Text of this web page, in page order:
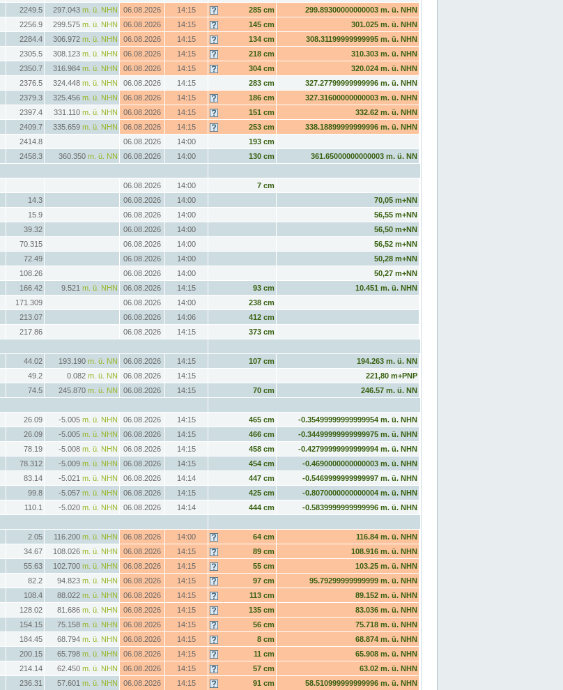
2249.5 297.043 m. ü. NHN 06.08.2026 14:15 285 cm
299.89300000000003 m. ü. NHN
2256.9 299.575 m. ü. NHN 06.08.2026 14:15 145 cm
301.025 m. ü. NHN
2284.4 306.972 m. ü. NHN 06.08.2026 14:15 134 cm
308.31199999999995 m. ü. NHN
2305.5 308.123 m. ü. NHN 06.08.2026 14:15 218 cm
310.303 m. ü. NHN
2350.7 316.984 m. ü. NHN 06.08.2026 14:15 304 cm
320.024 m. ü. NHN
2376.5 324.448 m. ü. NHN 06.08.2026 14:15 283 cm
327.27799999999996 m. ü. NHN
2379.3 325.456 m. ü. NHN 06.08.2026 14:15 186 cm
327.31600000000003 m. ü. NHN
2397.4 331.110 m. ü. NHN 06.08.2026 14:15 151 cm
332.62 m. ü. NHN
2409.7 335.659 m. ü. NHN 06.08.2026 14:15 253 cm
338.18899999999996 m. ü. NHN
2414.8 06.08.2026 14:00
193 cm
2458.3 360.350 m. ü. NN 06.08.2026 14:00 130 cm
361.65000000000003 m. ü. NN
06.08.2026 14:00
7 cm
14.3 06.08.2026 14:00
70,05 m+NN
15.9 06.08.2026 14:00
56,55 m+NN
39.32 06.08.2026 14:00
56,50 m+NN
70.315 06.08.2026 14:00
56,52 m+NN
72.49 06.08.2026 14:00
50,28 m+NN
108.26 06.08.2026 14:00
50,27 m+NN
166.42 9.521 m. ü. NHN 06.08.2026 14:15 93 cm
10.451 m. ü. NHN
171.309 06.08.2026 14:00
238 cm
213.07 06.08.2026 14:06
412 cm
217.86 06.08.2026 14:15
373 cm
44.02 193.190 m. ü. NN 06.08.2026 14:15 107 cm
194.263 m. ü. NN
49.2 0.082 m. ü. NN 06.08.2026 14:15
221,80 m+PNP
74.5 245.870 m. ü. NN 06.08.2026 14:15 70 cm
246.57 m. ü. NN
26.09 -5.005 m. ü. NHN 06.08.2026 14:15 465 cm
-0.35499999999999954 m. ü. NHN
26.09 -5.005 m. ü. NHN 06.08.2026 14:15 466 cm
-0.34499999999999975 m. ü. NHN
78.19 -5.008 m. ü. NHN 06.08.2026 14:15 458 cm
-0.42799999999999994 m. ü. NHN
78.312 -5.009 m. ü. NHN 06.08.2026 14:15 454 cm
-0.4690000000000003 m. ü. NHN
83.14 -5.021 m. ü. NHN 06.08.2026 14:14 447 cm
-0.5469999999999997 m. ü. NHN
99.8 -5.057 m. ü. NHN 06.08.2026 14:15 425 cm
-0.8070000000000004 m. ü. NHN
110.1 -5.020 m. ü. NHN 06.08.2026 14:14 444 cm
-0.5839999999999996 m. ü. NHN
2.05 116.200 m. ü. NHN 06.08.2026 14:00 64 cm
116.84 m. ü. NHN
34.67 108.026 m. ü. NHN 06.08.2026 14:15 89 cm
108.916 m. ü. NHN
55.63 102.700 m. ü. NHN 06.08.2026 14:15 55 cm
103.25 m. ü. NHN
82.2 94.823 m. ü. NHN 06.08.2026 14:15 97 cm
95.79299999999999 m. ü. NHN
108.4 88.022 m. ü. NHN 06.08.2026 14:15 113 cm
89.152 m. ü. NHN
128.02 81.686 m. ü. NHN 06.08.2026 14:15 135 cm
83.036 m. ü. NHN
154.15 75.158 m. ü. NHN 06.08.2026 14:15 56 cm
75.718 m. ü. NHN
184.45 68.794 m. ü. NHN 06.08.2026 14:15 8 cm
68.874 m. ü. NHN
200.15 65.798 m. ü. NHN 06.08.2026 14:15 11 cm
65.908 m. ü. NHN
214.14 62.450 m. ü. NHN 06.08.2026 14:15 57 cm
63.02 m. ü. NHN
236.31 57.601 m. ü. NHN 06.08.2026 14:15 91 cm
58.510999999999996 m. ü. NHN